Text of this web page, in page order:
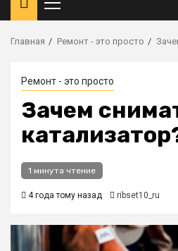
Основное
меню
Главная Ремонт - это просто
Ремонт - это просто
Зачем
1 минута чтение
4 года тому назад ribset10_ru